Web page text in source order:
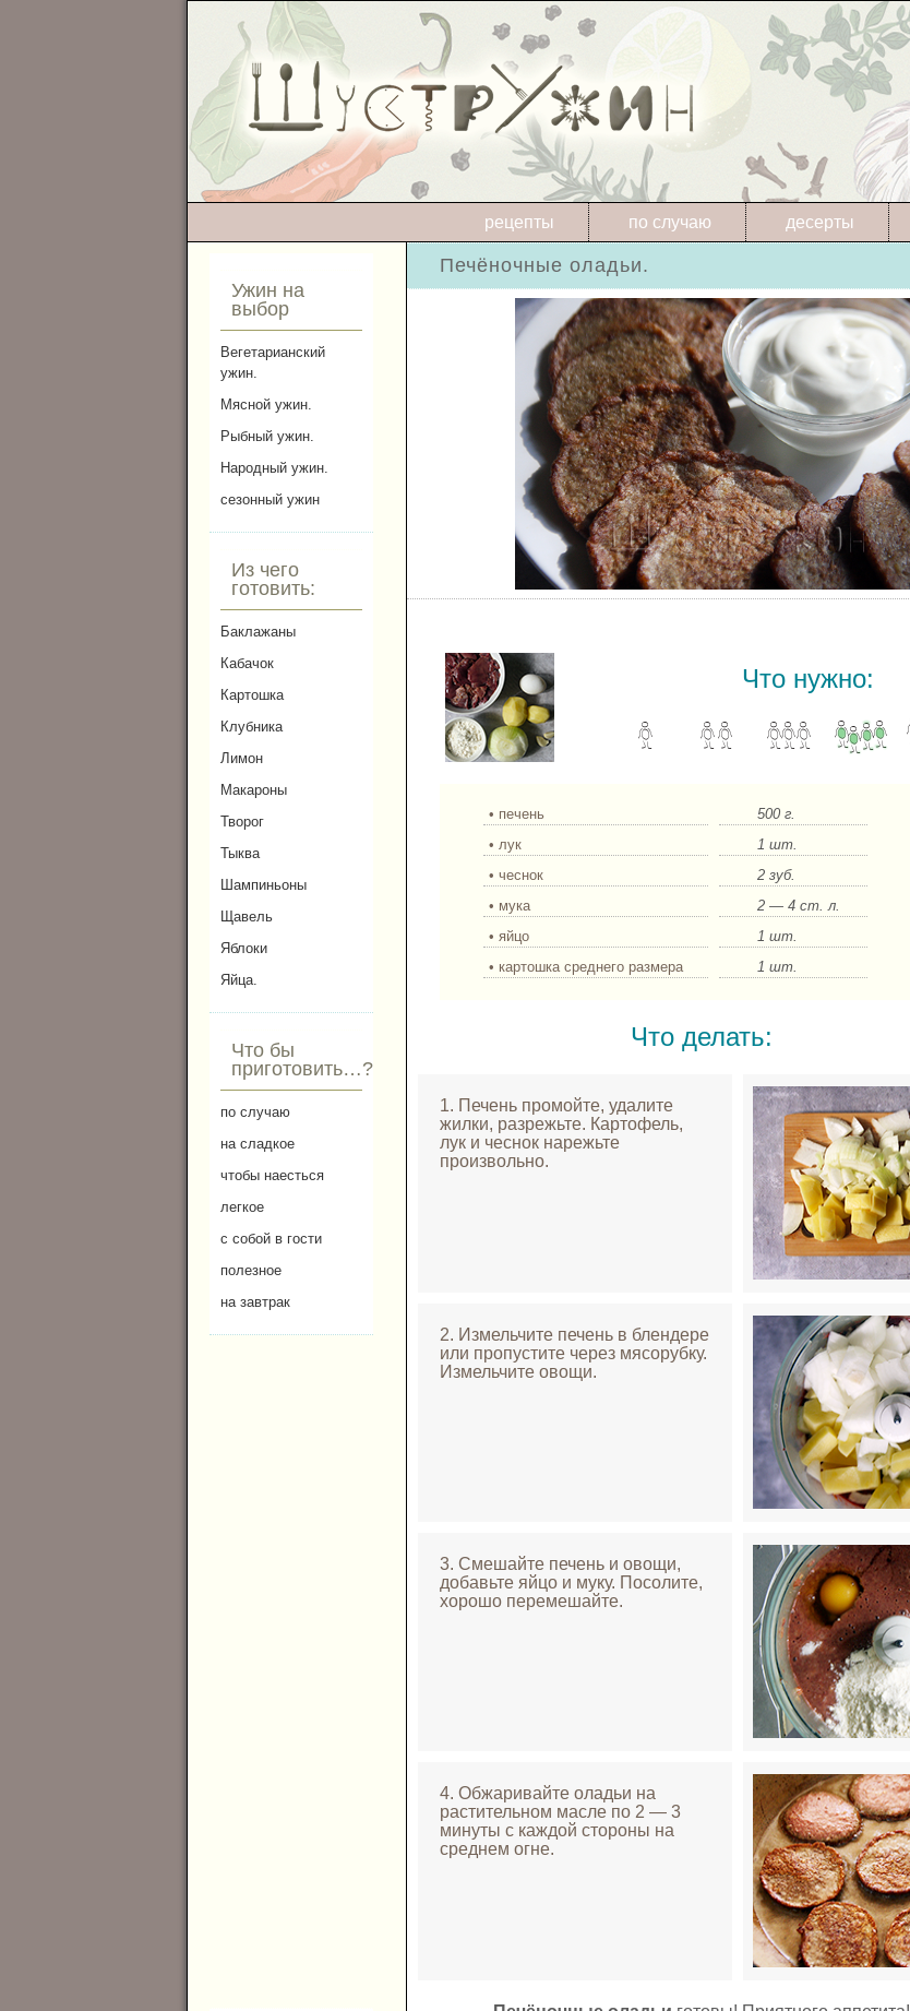
десерты
по случаю
рецепты
Ужин на
выбор
Вегетарианский
ужин.
Мясной ужин.
Рыбный ужин.
Народный ужин.
сезонный ужин
Из чего
готовить:
Баклажаны
Кабачок
Картошка
Клубника
Лимон
Макароны
Творог
Тыква
Шампиньоны
Щавель
Яблоки
Яйца.
Что бы
приготовить…?
по случаю
на сладкое
чтобы наесться
легкое
с собой в гости
полезное
на завтрак
Печёночные оладьи.
Что нужно:
• печень
500 г.
• лук
1 шт.
• чеснок
2 зуб.
• мука
2 — 4 ст. л.
• яйцо
1 шт.
• картошка среднего размера
1 шт.
Что делать:
1. Печень промойте, удалите
жилки, разрежьте. Картофель,
лук и чеснок нарежьте
произвольно.
2. Измельчите печень в блендере
или пропустите через мясорубку.
Измельчите овощи.
3. Смешайте печень и овощи,
добавьте яйцо и муку. Посолите,
хорошо перемешайте.
4. Обжаривайте оладьи на
растительном масле по 2 — 3
минуты с каждой стороны на
среднем огне.